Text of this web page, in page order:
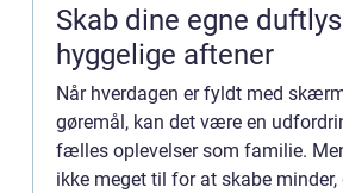
Skab dine egne duftlys
hyggelige aftener
Når hverdagen er fyldt med
gøremål, kan det være en
fælles oplevelser som familie.
ikke meget til for at skabe